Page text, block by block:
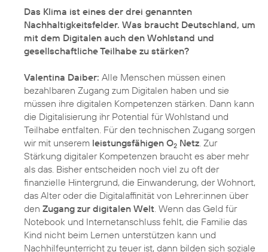
Das Klima ist eines der drei genannten
Nachhaltigkeitsfelder. Was braucht Deutschland, um
mit dem Digitalen auch den Wohlstand und
gesellschaftliche Teilhabe zu stärken?
Valentina Daiber: Alle Menschen müssen einen
bezahlbaren Zugang zum Digitalen haben und sie
müssen ihre digitalen Kompetenzen stärken. Dann kann
die Digitalisierung ihr Potential für Wohlstand und
Teilhabe entfalten. Für den technischen Zugang sorgen
wir mit unserem leistungsfähigen O2 Netz . Zur
Stärkung digitaler Kompetenzen braucht es aber mehr
als das. Bisher entscheiden noch viel zu oft der
finanzielle Hintergrund, die Einwanderung, der Wohnort,
das Alter oder die Digitalaffinität von Lehrer:innen über
den Zugang zur digitalen Welt . Wenn das Geld für
Notebook und Internetanschluss fehlt, die Familie das
Kind nicht beim Lernen unterstützen kann und
Nachhilfeunterricht zu teuer ist, dann bilden sich soziale